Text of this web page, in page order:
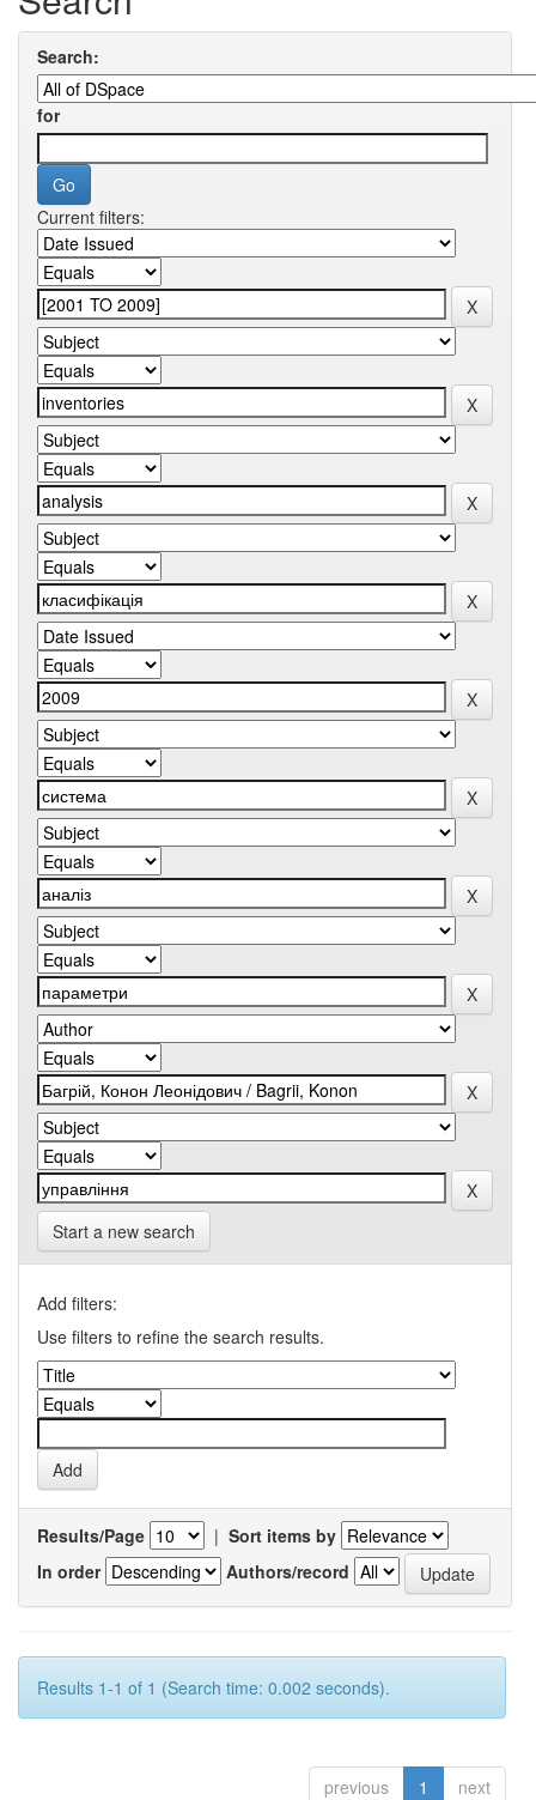
Search:
for
Current filters:
Start a new search
Add filters:
Use filters to refine the search results.
Results/Page | Sort items by
In order
Authors/record
Results 1-1 of 1 (Search time: 0.002 seconds).
previous 1 next